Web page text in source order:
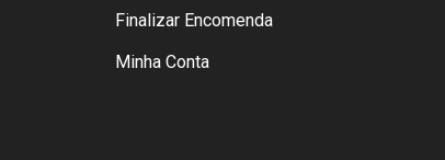
Finalizar Encomenda
Minha Conta